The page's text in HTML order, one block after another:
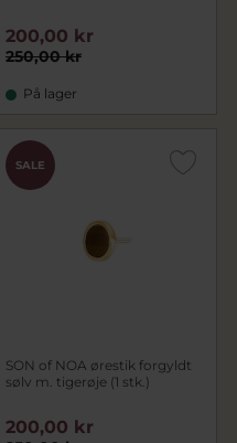
250,00 kr
200,00 kr
På lager
SALE
SON of NOA ørestik forgyldt
sølv m. tigerøje (1 stk.)
200,00 kr